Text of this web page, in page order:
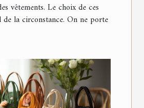
vêtements. Le choix de ces
de la circonstance. On ne porte